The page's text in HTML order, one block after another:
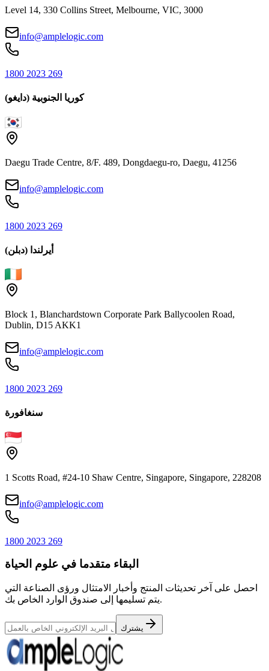
Level 14, 330 Collins Street, Melbourne, VIC, 3000
info@amplelogic.com
1800 2023 269
كوريا الجنوبية (دايغو)
Daegu Trade Centre, 8/F. 489, Dongdaegu-ro, Daegu, 41256
info@amplelogic.com
1800 2023 269
أيرلندا (دبلن)
Block 1, Blanchardstown Corporate Park Ballycoolen Road,
Dublin, D15 AKK1
info@amplelogic.com
1800 2023 269
سنغافورة
1 Scotts Road, #24-10 Shaw Centre, Singapore, Singapore, 228208
info@amplelogic.com
1800 2023 269
البقاء متقدما في علوم الحياة
احصل على آخر تحديثات المنتج وأخبار الامتثال ورؤى الصناعة التي
يتم تسليمها إلى صندوق الوارد الخاص بك.
يشترك